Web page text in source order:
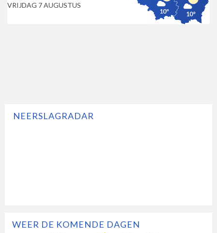
VRIJDAG 7 AUGUSTUS
NEERSLAGRADAR
WEER DE KOMENDE DAGEN